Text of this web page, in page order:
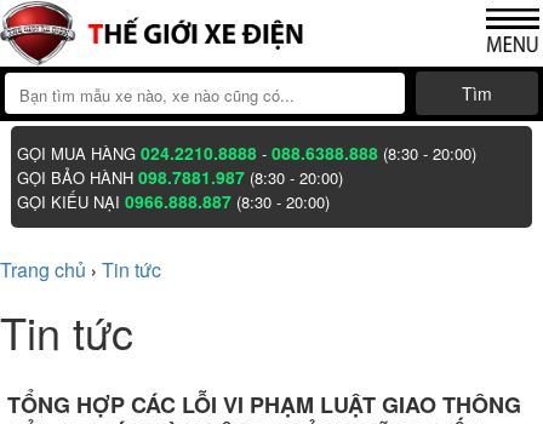
Tìm
GỌI MUA HÀNG024.2210.8888 -088.6388.888 (8:30 - 20:00)
GỌI BẢO HÀNH098.7881.987 (8:30 - 20:00)
GỌI KIẾU NẠI0966.888.887 (8:30 - 20:00)
Trang chủ › Tin tức
Tin tức
TỔNG HỢP CÁC LỖI VI PHẠM LUẬT GIAO THÔNG